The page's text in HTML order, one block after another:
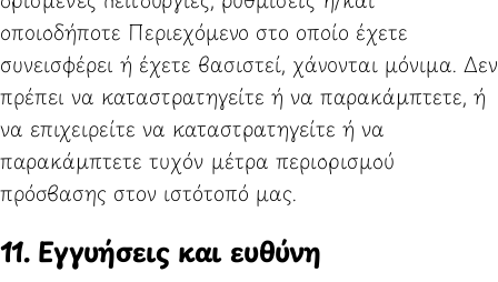
οποιοδήποτε Περιεχόμενο στο οποίο έχετε
συνεισφέρει ή έχετε βασιστεί, χάνονται μόνιμα. Δεν
πρέπει να καταστρατηγείτε ή να παρακάμπτετε, ή
να επιχειρείτε να καταστρατηγείτε ή να
παρακάμπτετε τυχόν μέτρα περιορισμού
πρόσβασης στον ιστότοπό μας.
11. Εγγυήσεις και ευθύνη